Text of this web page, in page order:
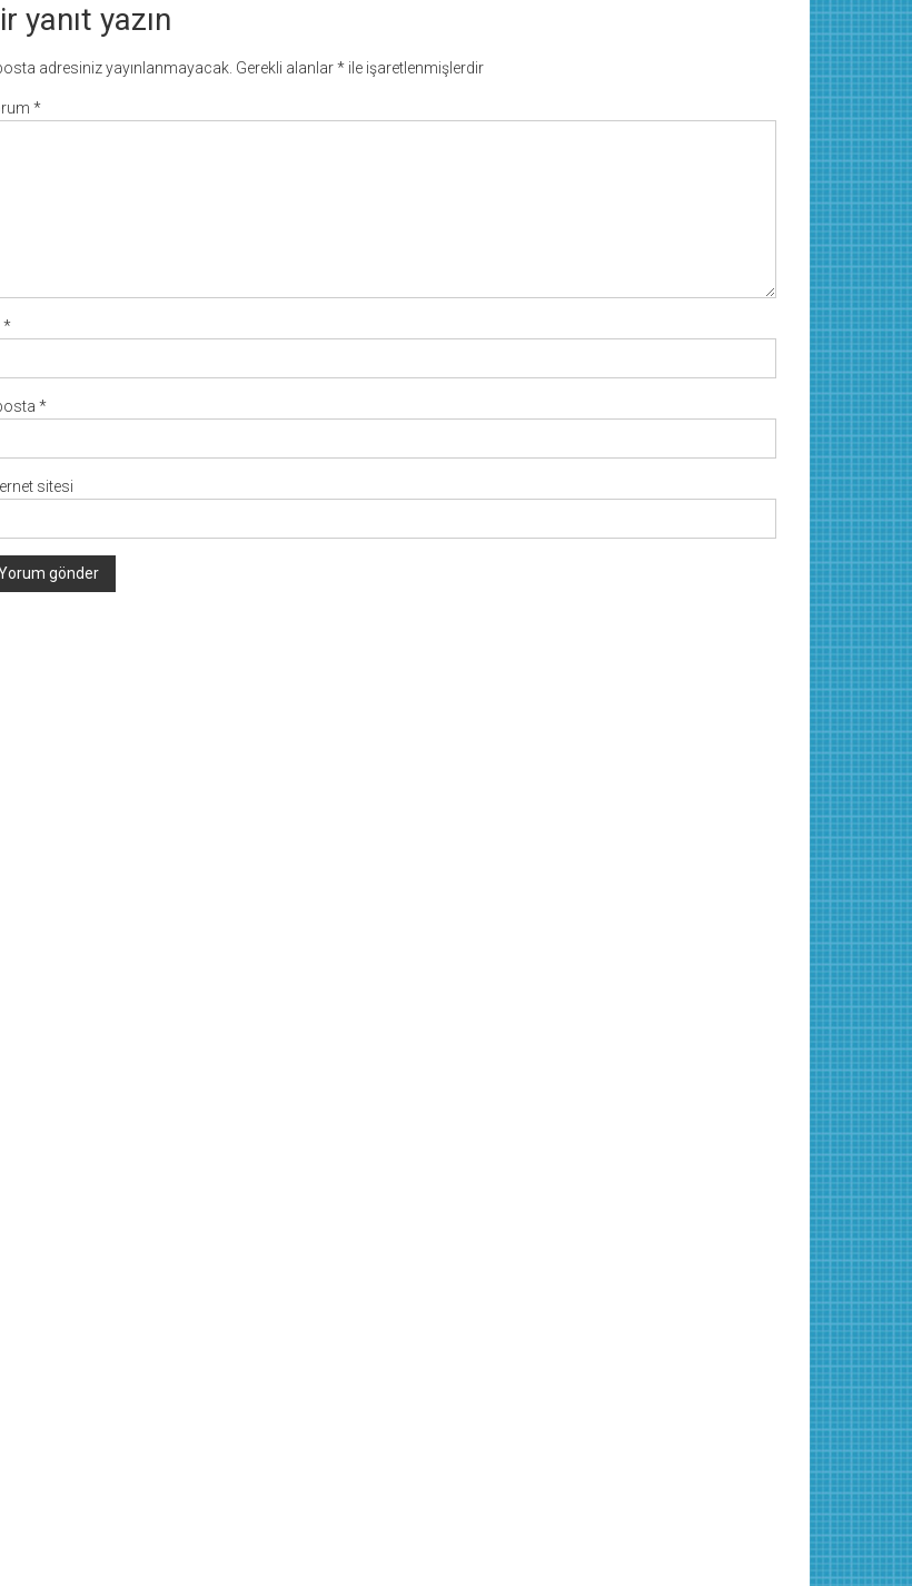
yanıt yazın
adresiniz yayınlanmayacak. Gerekli alanlar* ile işaretlenmişlerdir
*
*
*
sitesi